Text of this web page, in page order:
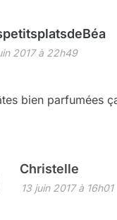
2017 à 22h49
bien parfumées
Christelle
13 juin 2017 à 16h01